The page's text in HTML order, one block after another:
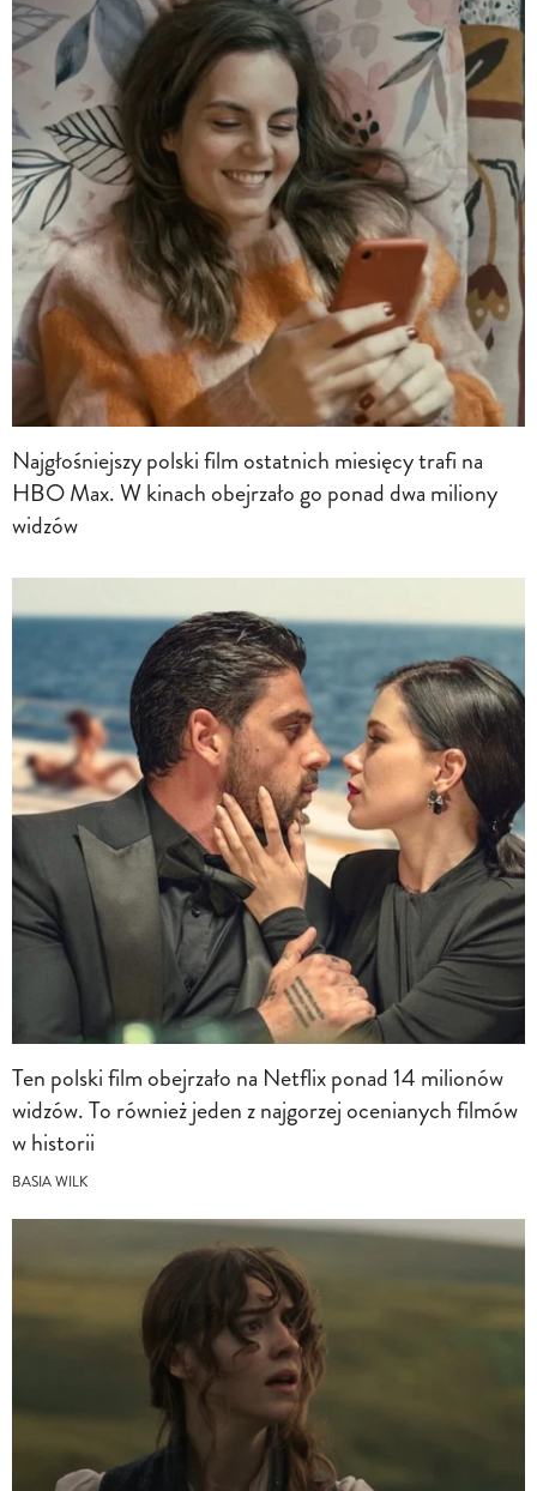
Najgłośniejszy polski film ostatnich miesięcy trafi na
HBO Max. W kinach obejrzało go ponad dwa miliony
widzów
Ten polski film obejrzało na Netflix ponad 14 milionów
widzów. To również jeden z najgorzej ocenianych filmów
w historii
BASIA WILK